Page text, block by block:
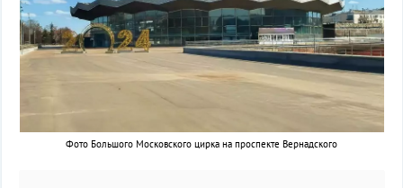
Фото Большого Московского цирка на проспекте Вернадского